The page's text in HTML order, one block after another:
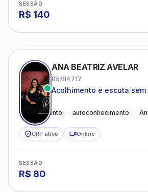
SESSÃO
R$ 140
ANA BEATRIZ AVELAR
05/84717
Acolhimento e escuta
Acolhimento autoconhecimento
CRP ativo Online
SESSÃO
R$ 80